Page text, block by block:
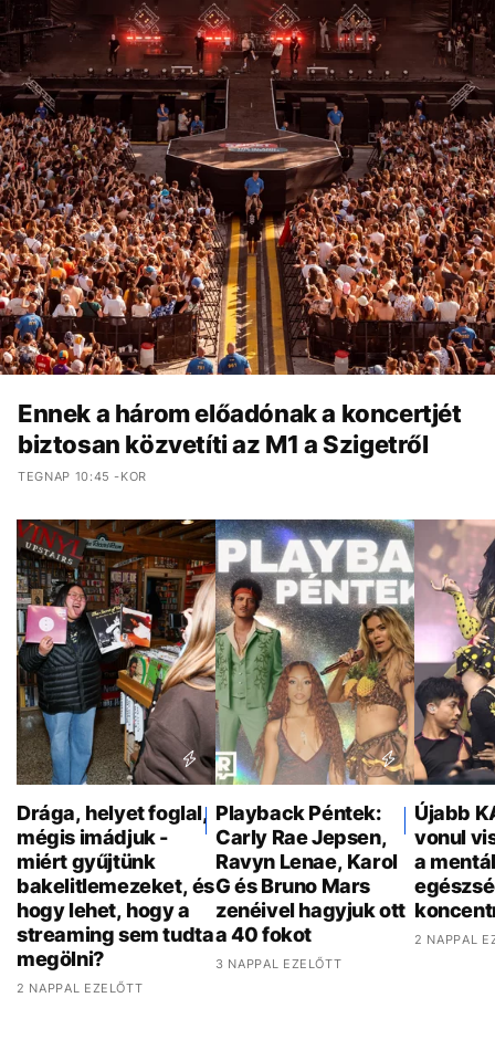
Ennek a három előadónak a koncertjét
biztosan közvetíti az M1 a Szigetről
TEGNAP 10:45 -KOR
Drága, helyet foglal,
mégis imádjuk -
miért gyűjtünk
bakelitlemezeket, és
hogy lehet, hogy a
streaming sem tudta
megölni?
2 NAPPAL EZELŐTT
Playback Péntek:
Carly Rae Jepsen,
Ravyn Lenae, Karol
G és Bruno Mars
zenéivel hagyjuk ott
a 40 fokot
3 NAPPAL EZELŐTT
Újabb
vonul
a
2 NAPPAL